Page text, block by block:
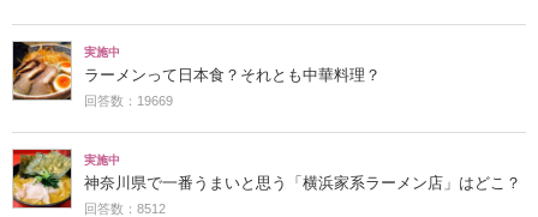
実施中
ラーメンって日本食？それとも中華料理？
回答数：19669
実施中
神奈川県で一番うまいと思う「横浜家系ラーメン店」はどこ？
回答数：8512